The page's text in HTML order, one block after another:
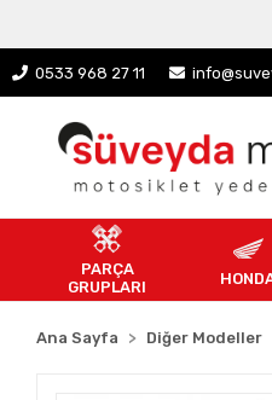
0533 968 27 11
PARÇA
GRUPLARI
Ana Sayfa Diğer Modeller